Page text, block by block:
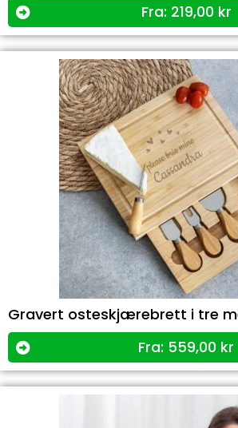
Fra: 219,00 kr
Gravert osteskjærebrett i tre
Fra: 559,00 kr